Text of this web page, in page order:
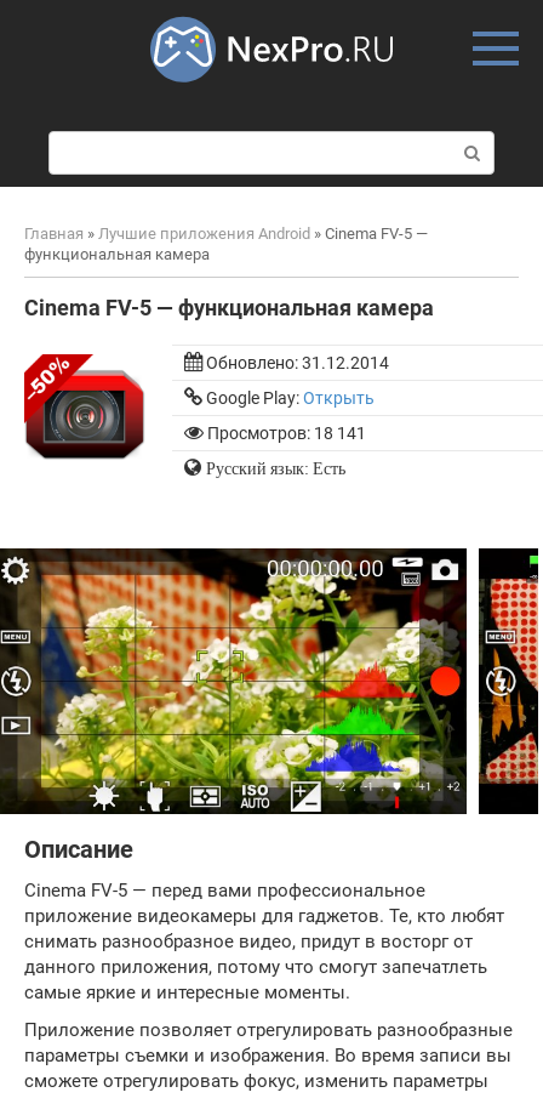
о
и
к
Главная » Лучшие приложения Android » Cinema FV-5 —
функциональная камера
Cinema FV-5 — функциональная камера
Обновлено:31.12.2014
Google Play:Открыть
Просмотров: 18 141
Русский язык: Есть
Описание
Cinema FV-5 — перед вами профессиональное
приложение видеокамеры для гаджетов. Те, кто любят
снимать разнообразное видео, придут в восторг от
данного приложения, потому что смогут запечатлеть
самые яркие и интересные моменты.
Приложение позволяет отрегулировать разнообразные
параметры съемки и изображения. Во время записи вы
сможете отрегулировать фокус, изменить параметры